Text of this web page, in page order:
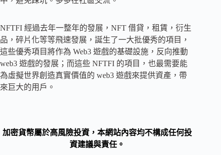
NFTFI 經過去年一整年的發展，NFT 借貸，租賃，衍生
品，碎片化等等飛速發展，誕生了一大批優秀的項目，
這些優秀項目將作為 Web3 遊戲的基礎設施，反向推動
web3 遊戲的發展；而這些 NFTFI 的項目，也最需要能
為虛擬世界創造真實價值的 web3 遊戲來提供資產，帶
來巨大的用戶。
加密貨幣屬於高風險投資，本網站內容均不構成任何投
資建議與責任。